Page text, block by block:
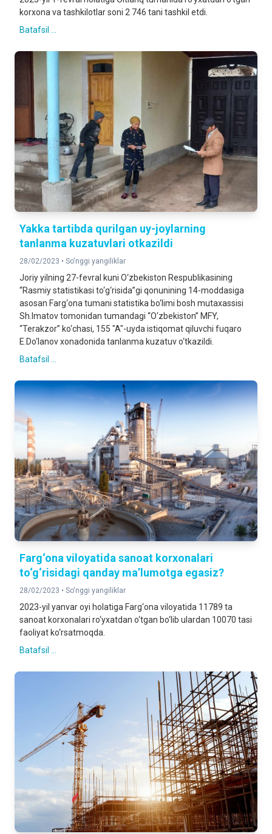
korxona va tashkilotlar soni 2 746 tani tashkil etdi.
Batafsil ...
Yakka tartibda qurilgan uy-joylarning
tanlanma kuzatuvlari otkazildi
28/02/2023 • So'nggi yangiliklar
Joriy yilning 27-fevral kuni O‘zbekiston Respublikasining
“Rasmiy statistikasi to‘g‘risida”gi qonunining 14-moddasiga
asosan Farg‘ona tumani statistika bo‘limi bosh mutaxassisi
Sh.Imatov tomonidan tumandagi “O‘zbekiston” MFY,
“Terakzor” ko‘chasi, 155 "A"-uyda istiqomat qiluvchi fuqaro
E.Do‘lanov xonadonida tanlanma kuzatuv o‘tkazildi.
Batafsil ...
Farg‘ona viloyatida sanoat korxonalari
to‘g‘risidagi qanday ma’lumotga egasiz?
28/02/2023 • So'nggi yangiliklar
2023-yil yanvar oyi holatiga Farg‘ona viloyatida 11789 ta
sanoat korxonalari ro‘yxatdan o‘tgan bo‘lib ulardan 10070 tasi
faoliyat ko‘rsatmoqda.
Batafsil ...